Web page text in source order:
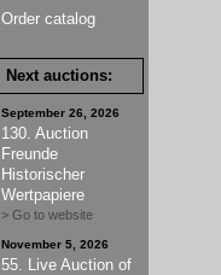
Order catalog
Next auctions:
September 26, 2026
130. Auction
Freunde
Historischer
Wertpapiere
> Go to website
November 5, 2026
55. Live Auction of